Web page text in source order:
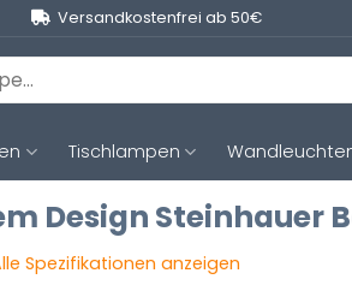
Versandkostenfrei ab 50€
Tischlampen
Design Steinhauer
Spezifikationen anzeigen